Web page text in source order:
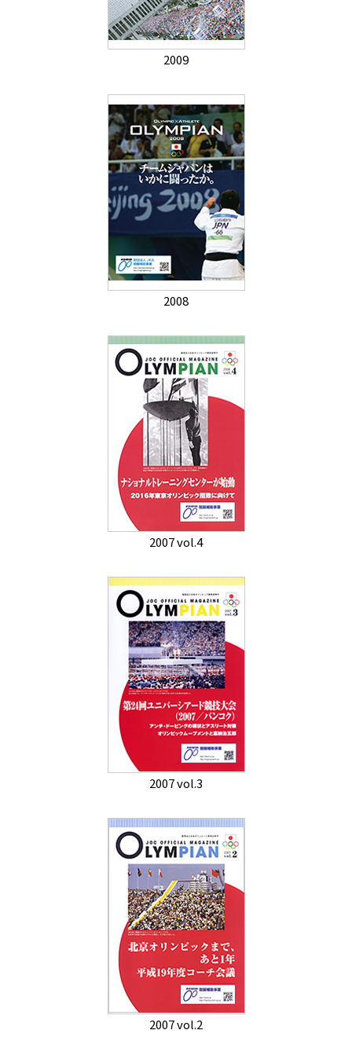
2009
2008
2007 vol.4
2007 vol.3
2007 vol.2